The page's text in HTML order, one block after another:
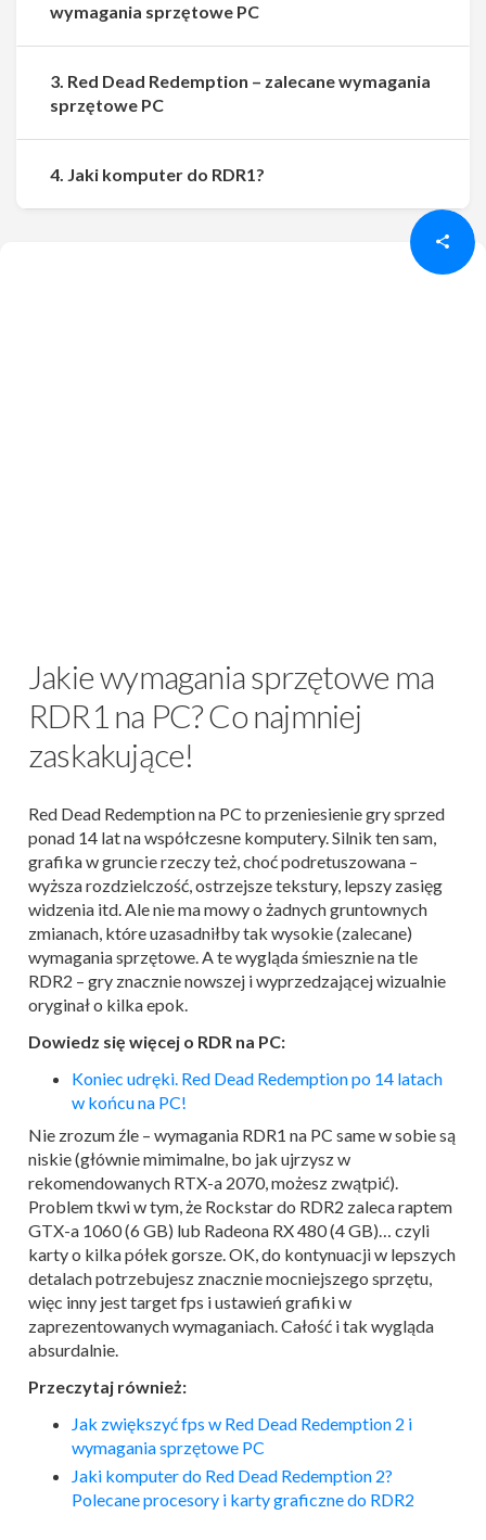
Udostępnij
Jakie wymagania sprzętowe ma
RDR1 na PC? Co najmniej
zaskakujące!
Red Dead Redemption na PC to przeniesienie gry sprzed
ponad 14 lat na współczesne komputery. Silnik ten sam,
grafika w gruncie rzeczy też, choć podretuszowana –
wyższa rozdzielczość, ostrzejsze tekstury, lepszy zasięg
widzenia itd. Ale nie ma mowy o żadnych gruntownych
zmianach, które uzasadniłby tak wysokie (zalecane)
wymagania sprzętowe. A te wygląda śmiesznie na tle
RDR2 – gry znacznie nowszej i wyprzedzającej wizualnie
oryginał o kilka epok.
Dowiedz się więcej o RDR na PC:
Koniec udręki. Red Dead Redemption po 14 latach
w końcu na PC!
Nie zrozum źle – wymagania RDR1 na PC same w sobie są
niskie (głównie mimimalne, bo jak ujrzysz w
rekomendowanych RTX-a 2070, możesz zwątpić).
Problem tkwi w tym, że Rockstar do RDR2 zaleca raptem
GTX-a 1060 (6 GB) lub Radeona RX 480 (4 GB)… czyli
karty o kilka półek gorsze. OK, do kontynuacji w lepszych
detalach potrzebujesz znacznie mocniejszego sprzętu,
więc inny jest target fps i ustawień grafiki w
zaprezentowanych wymaganiach. Całość i tak wygląda
absurdalnie.
Przeczytaj również:
Jak zwiększyć fps w Red Dead Redemption 2 i
wymagania sprzętowe PC
Jaki komputer do Red Dead Redemption 2?
Polecane procesory i karty graficzne do RDR2
wymagania sprzętowe PC
3. Red Dead Redemption – zalecane wymagania
sprzętowe PC
4. Jaki komputer do RDR1?